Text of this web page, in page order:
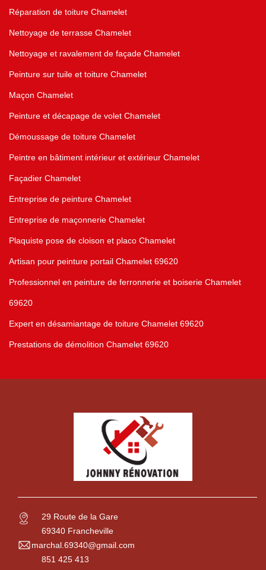
Réparation de toiture Chamelet
Nettoyage de terrasse Chamelet
Nettoyage et ravalement de façade Chamelet
Peinture sur tuile et toiture Chamelet
Maçon Chamelet
Peinture et décapage de volet Chamelet
Démoussage de toiture Chamelet
Peintre en bâtiment intérieur et extérieur Chamelet
Façadier Chamelet
Entreprise de peinture Chamelet
Entreprise de maçonnerie Chamelet
Plaquiste pose de cloison et placo Chamelet
Artisan pour peinture portail Chamelet 69620
Professionnel en peinture de ferronnerie et boiserie Chamelet
69620
Expert en désamiantage de toiture Chamelet 69620
Prestations de démolition Chamelet 69620
29 Route de la Gare
69340 Francheville
marchal.69340@gmail.com
851 425 413